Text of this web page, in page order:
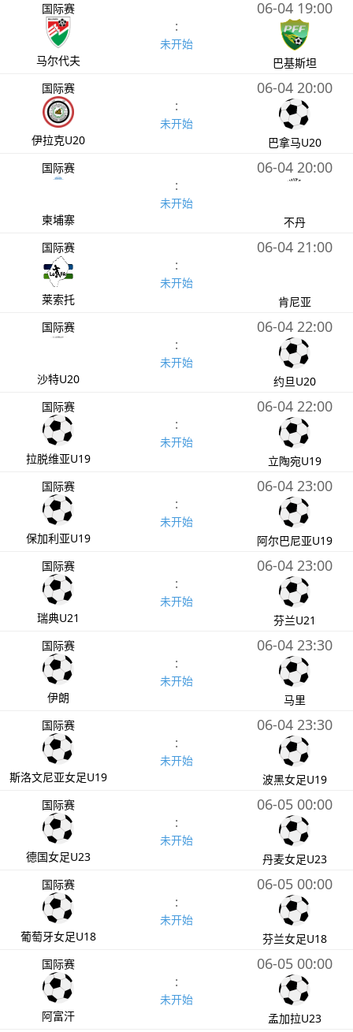
国际赛
马尔代夫
:
未开始
06-04 19:00
巴基斯坦
国际赛
伊拉克U20
:
未开始
06-04 20:00
巴拿马U20
国际赛
柬埔寨
:
未开始
06-04 20:00
不丹
国际赛
莱索托
:
未开始
06-04 21:00
肯尼亚
国际赛
沙特U20
:
未开始
06-04 22:00
约旦U20
国际赛
拉脱维亚U19
:
未开始
06-04 22:00
立陶宛U19
国际赛
保加利亚U19
:
未开始
06-04 23:00
阿尔巴尼亚U19
国际赛
瑞典U21
:
未开始
06-04 23:00
芬兰U21
国际赛
伊朗
:
未开始
06-04 23:30
马里
国际赛
斯洛文尼亚女足U19
:
未开始
06-04 23:30
波黑女足U19
国际赛
德国女足U23
:
未开始
06-05 00:00
丹麦女足U23
国际赛
葡萄牙女足U18
:
未开始
06-05 00:00
芬兰女足U18
国际赛
阿富汗
:
未开始
06-05 00:00
孟加拉U23